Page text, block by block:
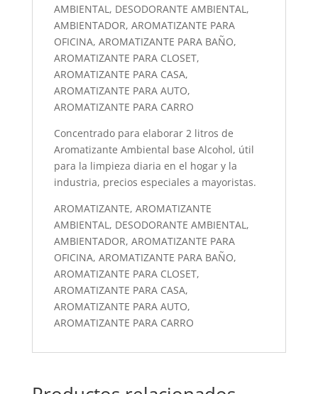
AMBIENTAL, DESODORANTE AMBIENTAL,
AMBIENTADOR, AROMATIZANTE PARA
OFICINA, AROMATIZANTE PARA BAÑO,
AROMATIZANTE PARA CLOSET,
AROMATIZANTE PARA CASA,
AROMATIZANTE PARA AUTO,
AROMATIZANTE PARA CARRO
Concentrado para elaborar 2 litros de
Aromatizante Ambiental base Alcohol, útil
para la limpieza diaria en el hogar y la
industria, precios especiales a mayoristas.
AROMATIZANTE, AROMATIZANTE
AMBIENTAL, DESODORANTE AMBIENTAL,
AMBIENTADOR, AROMATIZANTE PARA
OFICINA, AROMATIZANTE PARA BAÑO,
AROMATIZANTE PARA CLOSET,
AROMATIZANTE PARA CASA,
AROMATIZANTE PARA AUTO,
AROMATIZANTE PARA CARRO